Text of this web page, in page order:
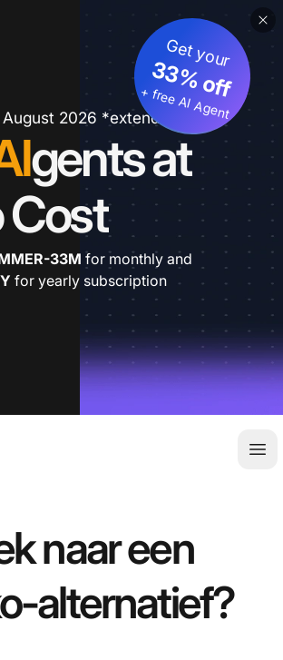
2026 *extended
gents at
Cost
Get your
33% off
+ free AI Agent
33M for monthly and
for yearly subscription
naar een
alternatief?